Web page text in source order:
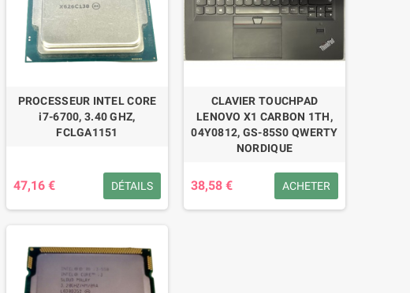
PROCESSEUR INTEL CORE
i7-6700, 3.40 GHZ,
FCLGA1151
47,16 € DÉTAILS
CLAVIER TOUCHPAD
LENOVO X1 CARBON 1TH,
04Y0812, GS-85S0 QWERTY
NORDIQUE
38,58 € ACHETER